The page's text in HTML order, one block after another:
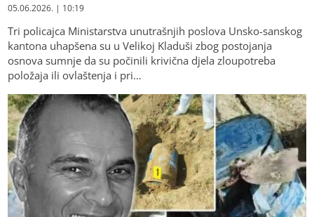
05.06.2026. | 10:19
Tri policajca Ministarstva unutrašnjih poslova Unsko-sanskog
kantona uhapšena su u Velikoj Kladuši zbog postojanja
osnova sumnje da su počinili krivična djela zloupotreba
položaja ili ovlaštenja i pri…